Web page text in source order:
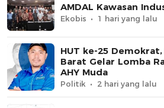
AMDAL Kawasan
Ekobis 1 hari yang lalu
HUT ke-25
Barat Gelar Lomba
AHY Muda
Politik 2 hari yang lalu